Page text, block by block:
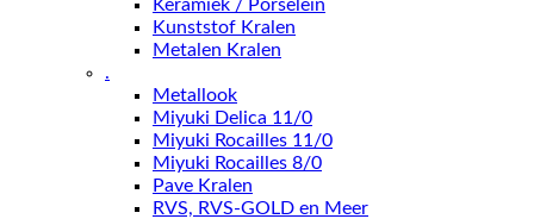
Keramiek / Porselein
Kunststof Kralen
Metalen Kralen
.
Metallook
Miyuki Delica 11/0
Miyuki Rocailles 11/0
Miyuki Rocailles 8/0
Pave Kralen
RVS, RVS-GOLD en Meer